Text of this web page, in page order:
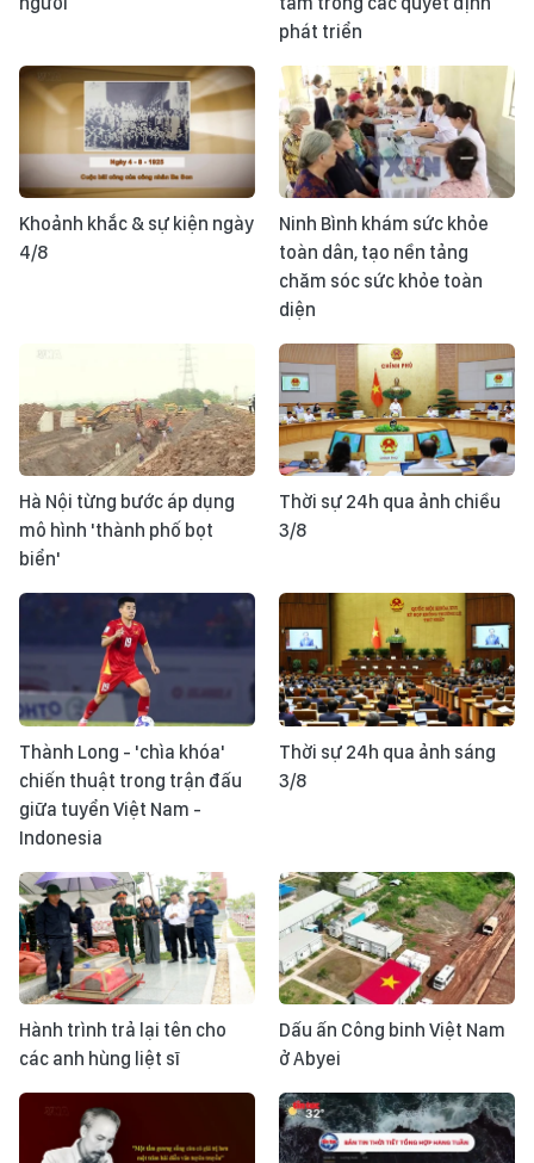
phát triển
Khoảnh khắc & sự kiện ngày
4/8
Ninh Bình khám sức khỏe
toàn dân, tạo nền tảng
chăm sóc sức khỏe toàn
diện
Hà Nội từng bước áp dụng
mô hình 'thành phố bọt
biển'
Thời sự 24h qua ảnh chiều
3/8
Thành Long - 'chìa khóa'
chiến thuật trong trận đấu
giữa tuyển Việt Nam -
Indonesia
Thời sự 24h qua ảnh sáng
3/8
Hành trình trả lại tên cho
các anh hùng liệt sĩ
Dấu ấn Công binh Việt Nam
ở Abyei